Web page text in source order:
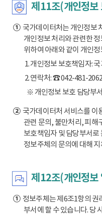
제11조(개인정보
①국가데이터처는 개인정보
개인정보 처리와 관련한
위하여 아래와 같이 개인
1. 개인정보 보호책임자:
2. 연락처: ☎ 042-481-
※ 개인정보 보호 담당부
②국가데이터처 서비스를 이
관련 문의, 불만처리, 피해
보호책임자 및 담당부서로
정보주체의 문의에 대해
제12조(개인정보
①정보주체는 제6조1항의 권
부서에 할 수 있습니다. 당